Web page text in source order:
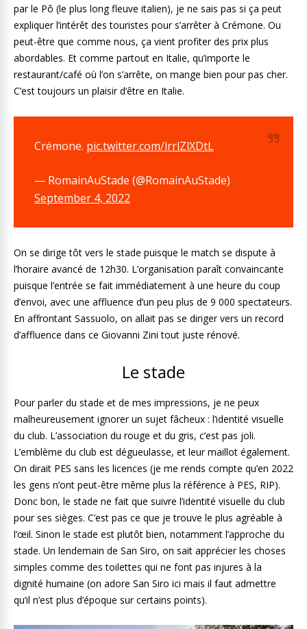
par le Pô (le plus long fleuve italien), je ne sais pas si ça peut
expliquer l’intérêt des touristes pour s’arrêter à Crémone. Ou
peut-être que comme nous, ça vient profiter des prix plus
abordables. Et comme partout en Italie, qu’importe le
restaurant/café où l’on s’arrête, on mange bien pour pas cher.
C’est toujours un plaisir d’être en Italie.
Crémone. pic.twitter.com/lrrlZlXDtL
— RomainAuStade (@RomainAuStade)
September 4, 2022
On se dirige tôt vers le stade puisque le match se dispute à
l’horaire avancé de 12h30. L’organisation paraît convaincante
puisque l’entrée se fait immédiatement à une heure du coup
d’envoi, avec une affluence d’un peu plus de 9 000 spectateurs.
En affrontant Sassuolo, on allait pas se diriger vers un record
d’affluence dans ce Giovanni Zini tout juste rénové.
Le stade
Pour parler du stade et de mes impressions, je ne peux
malheureusement ignorer un sujet fâcheux : l’identité visuelle
du club. L’association du rouge et du gris, c’est pas joli.
L’emblème du club est dégueulasse, et leur maillot également.
On dirait PES sans les licences (je me rends compte qu’en 2022
les gens n’ont peut-être même plus la référence à PES, RIP).
Donc bon, le stade ne fait que suivre l’identité visuelle du club
pour ses sièges. C’est pas ce que je trouve le plus agréable à
l’œil. Sinon le stade est plutôt bien, notamment l’approche du
stade. Un lendemain de San Siro, on sait apprécier les choses
simples comme des toilettes qui ne font pas injures à la
dignité humaine (on adore San Siro ici mais il faut admettre
qu’il n’est plus d’époque sur certains points).